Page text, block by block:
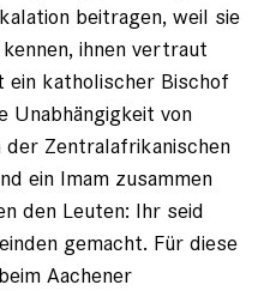
beitragen, weil sie
ihnen vertraut
ein katholischer Bischof
Unabhängigkeit von
Zentralafrikanischen
ein Imam zusammen
den Leuten: Ihr seid
gemacht. Für diese
­Aachener